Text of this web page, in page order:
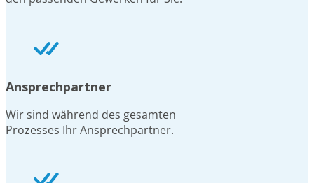
Ansprechpartner
Wir sind während des gesamten
Prozesses Ihr Ansprechpartner.